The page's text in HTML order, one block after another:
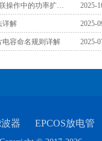
TDK-Lambda电源如何进行并联操作中的功率扩展？ 2025-
详解 2025-
容命名规则详解 2025-
器 EPCOS放电管